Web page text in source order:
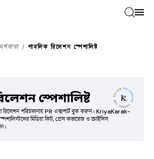
/ পাবলিক রিলেশন স্পেশালিষ্ট
স্পেশালিষ্ট
রিলেশন পরিচালনায় PR এক্সপার্ট বুক করুন। KriyaKarak-
মিডিয়া কিট, প্রেস কভারেজ ও ক্রাইসিস